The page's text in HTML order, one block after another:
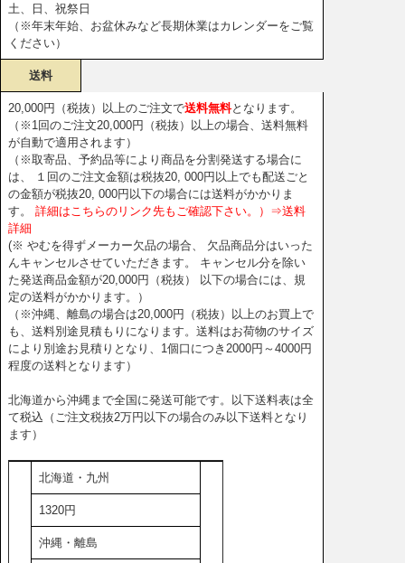
土、日、祝祭日
（※年末年始、お盆休みなど長期休業はカレンダーをご覧
ください）
送料
20,000円（税抜）以上のご注文で送料無料となります。
（※1回のご注文20,000円（税抜）以上の場合、送料無料
が自動で適用されます）
（※取寄品、予約品等により商品を分割発送する場合に
は、 １回のご注文金額は税抜20, 000円以上でも配送ごと
の金額が税抜20, 000円以下の場合には送料がかかりま
す。
詳細はこちらのリンク先もご確認下さい。）⇒送料
詳細
(※ やむを得ずメーカー欠品の場合、 欠品商品分はいった
んキャンセルさせていただきます。 キャンセル分を除い
た発送商品金額が20,000円（税抜） 以下の場合には、規
定の送料がかかります。）
（※沖縄、離島の場合は20,000円（税抜）以上のお買上で
も、送料別途見積もりになります。送料はお荷物のサイズ
により別途お見積りとなり、1個口につき2000円～4000円
程度の送料となります）
北海道から沖縄まで全国に発送可能です。以下送料表は全
て税込（ご注文税抜2万円以下の場合のみ以下送料となり
ます）
北海道・九州
1320円
沖縄・離島